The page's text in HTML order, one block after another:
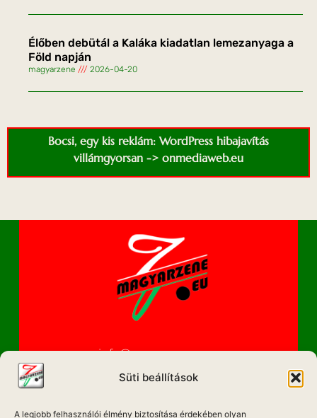
Süti beállítások
A legjobb felhasználói élmény biztosítása érdekében olyan
Élőben debütál a Kaláka kiadatlan lemezanyaga a
Föld napján
magyarzene 2026-04-20
Bocsi, egy kis reklám: WordPress hibajavítás
villámgyorsan -> onmediaweb.eu
info@magyarzene.eu